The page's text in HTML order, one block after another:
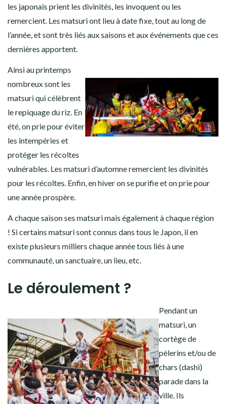
les japonais prient les divinités, les invoquent ou les
remercient. Les matsuriont lieu à date fixe, tout au long de
l’année, et sont très liés aux saisons et aux événements que ces
dernières apportent.
Ainsi au printemps
nombreux sont les
matsuri qui célèbrent
le repiquage du riz. En
été, on prie pour éviter
les intempéries et
protéger les récoltes
vulnérables. Les matsuri d’automne remercient les divinités
pour les récoltes. Enfin, en hiver on se purifie et on prie pour
une année prospère.
A chaque saison ses matsuri mais également à chaque région
! Si certains matsuri sont connus dans tous le Japon, il en
existe plusieurs milliers chaque année tous liés à une
communauté, un sanctuaire, un lieu, etc.
Le déroulement ?
Pendant un
matsuri, un
cortège de
pèlerins et/ou de
chars (dashi)
parade dans la
ville. Ils